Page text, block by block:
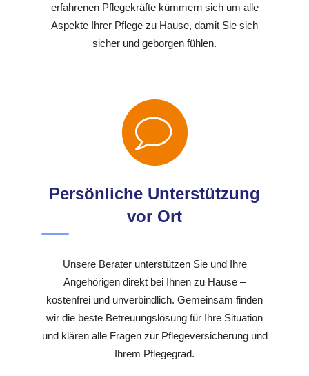
erfahrenen Pflegekräfte kümmern sich um alle
Aspekte Ihrer Pflege zu Hause, damit Sie sich
sicher und geborgen fühlen.
Persönliche Unterstützung
vor Ort
Unsere Berater unterstützen Sie und Ihre
Angehörigen direkt bei Ihnen zu Hause –
kostenfrei und unverbindlich. Gemeinsam finden
wir die beste Betreuungslösung für Ihre Situation
und klären alle Fragen zur Pflegeversicherung und
Ihrem Pflegegrad.